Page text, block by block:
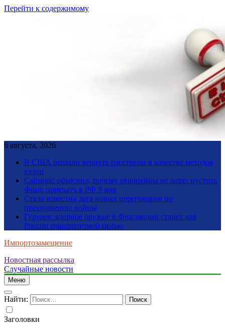
Перейти к содержимому
6 августа, 2026
В США решили вернуть расстрелы в качестве методов
казни
Саймонс объяснил, почему европейцы не хотят пустить
Фицо приехать в РФ 9 мая
Стала известна дата новых переговоров по
прекращению войны
Гурулев: ядерное оружие в Финляндии станет для
России приоритетной целью
Импортозамещение
Новостная рассылка
Случайные новости
Меню
Найти:
Заголовки